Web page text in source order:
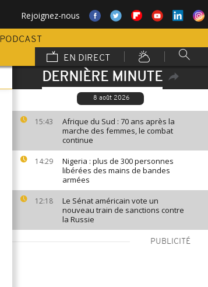
Rejoignez-nous
PODCAST
EN DIRECT
DERNIÈRE MINUTE
8 août 2026
15:43
Afrique du Sud : 70 ans après la
marche des femmes, le combat
continue
14:29
Nigeria : plus de 300 personnes
libérées des mains de bandes
armées
12:18
Le Sénat américain vote un
nouveau train de sanctions contre
la Russie
PUBLICITÉ